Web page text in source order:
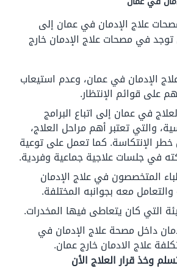
علاج الإدمان في عمان إلى
في مصحات علاج الإدمان خارج
الإدمان في عمان، وعدم استيعاب
على قوائم الإنتظار.
في عمان إلى اتباع البرامج
والتي تعتبر أهم مراحل العلاج،
الإنتكاسة. كما تعمل على توعية
في جلسات علاجية جماعية وفردية.
المتخصصون في علاج الإدمان
معه بجوانبه المختلفة.
التي كان يتعاطى فيها المخدرات.
داخل مصحة علاج الإدمان في
علاج الادمان خارج عمان.
وخذ قرار العلاج الأن